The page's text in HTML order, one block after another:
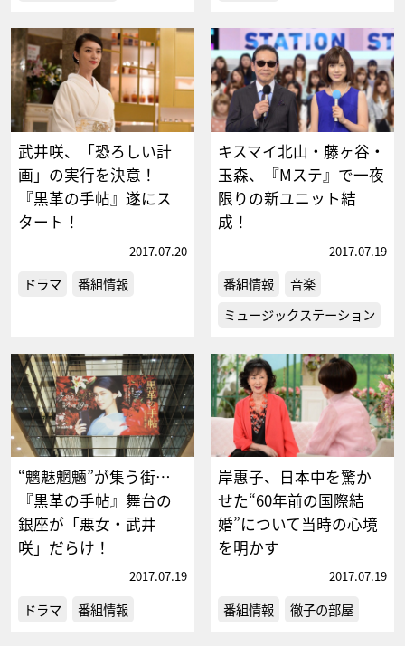
武井咲、「恐ろしい計
画」の実行を決意！
『黒革の手帖』遂にス
タート！
2017.07.20
ドラマ 番組情報
キスマイ北山・藤ヶ谷・
玉森、『Mステ』で一夜
限りの新ユニット結
成！
2017.07.19
番組情報
音楽
ミュージックステーション
“魑魅魍魎”が集う街…
『黒革の手帖』舞台の
銀座が「悪女・武井
咲」だらけ！
2017.07.19
ドラマ 番組情報
岸惠子、日本中を驚か
せた“60年前の国際結
婚”について当時の心境
を明かす
2017.07.19
番組情報 徹子の部屋